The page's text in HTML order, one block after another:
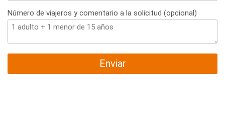
Número de viajeros y comentario a la solicitud (opcional)
Enviar